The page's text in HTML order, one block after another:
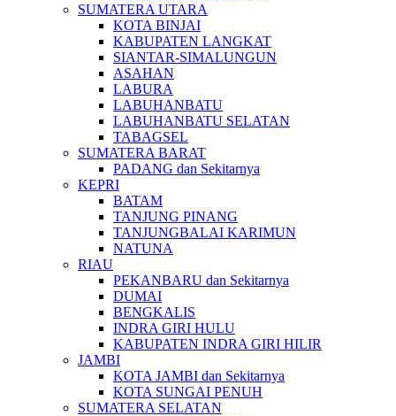
SUMATERA UTARA
KOTA BINJAI
KABUPATEN LANGKAT
SIANTAR-SIMALUNGUN
ASAHAN
LABURA
LABUHANBATU
LABUHANBATU SELATAN
TABAGSEL
SUMATERA BARAT
PADANG dan Sekitarnya
KEPRI
BATAM
TANJUNG PINANG
TANJUNGBALAI KARIMUN
NATUNA
RIAU
PEKANBARU dan Sekitarnya
DUMAI
BENGKALIS
INDRA GIRI HULU
KABUPATEN INDRA GIRI HILIR
JAMBI
KOTA JAMBI dan Sekitarnya
KOTA SUNGAI PENUH
SUMATERA SELATAN